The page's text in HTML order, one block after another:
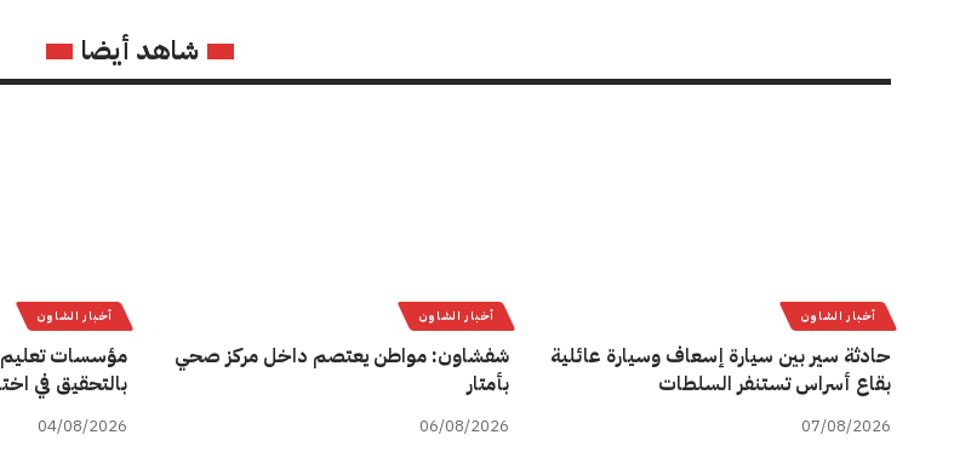
شاهد أيضا
أخبار الشاون
حادثة سير بين سيارة إسعاف وسيارة عائلية
بقاع أسراس تستنفر السلطات
07/08/2026
أخبار الشاون
شفشاون: مواطن يعتصم داخل مركز صحي
بأمتار
06/08/2026
أخبار الشاون
مؤسسات
بالتحقيق في
04/08/2026